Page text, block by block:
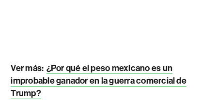
Ver más: ¿Por qué el peso mexicano es un
improbable ganador en la guerra comercial de
Trump?